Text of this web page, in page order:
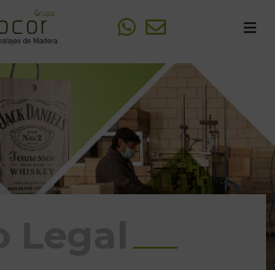
de madera
y Logotipos